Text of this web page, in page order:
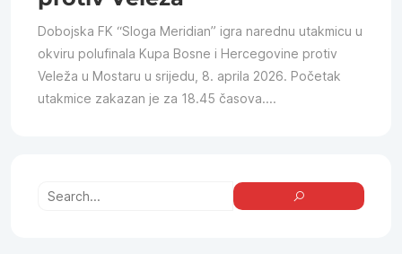
Dobojska FK “Sloga Meridian” igra narednu utakmicu u
okviru polufinala Kupa Bosne i Hercegovine protiv
Veleža u Mostaru u srijedu, 8. aprila 2026. Početak
utakmice zakazan je za 18.45 časova....